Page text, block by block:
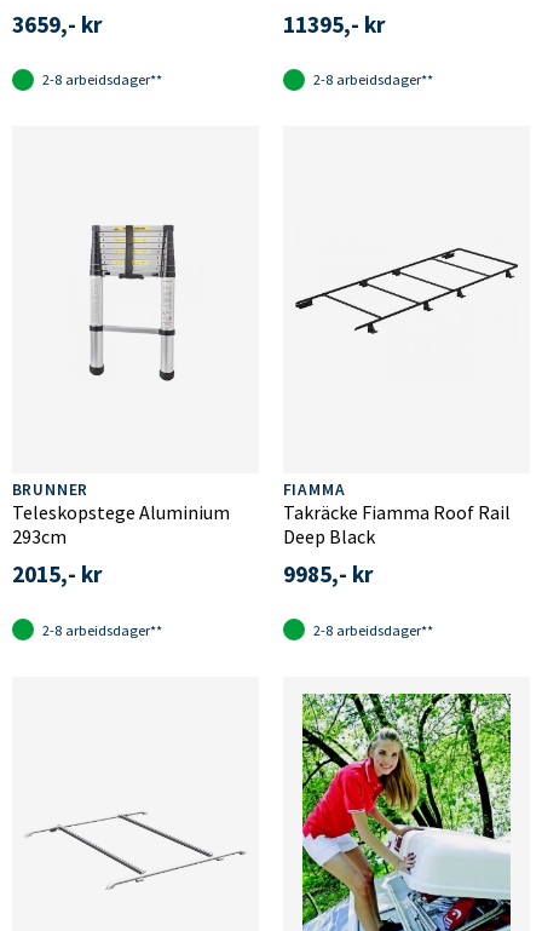
3659,- kr
2-8 arbeidsdager**
11395,- kr
2-8 arbeidsdager**
BRUNNER
Teleskopstege Aluminium
293cm
2015,- kr
2-8 arbeidsdager**
FIAMMA
Takräcke Fiamma Roof Rail
Deep Black
9985,- kr
2-8 arbeidsdager**